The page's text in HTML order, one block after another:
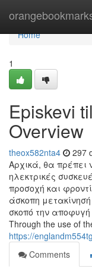
Home
Home
1
Episkevi
Overview
theox582nta4 297
Αρχικά, θα πρέπει
ηλεκτρικές
προσοχή και
άσκοπη
σκοπό την
Through the use of
https://
Comments